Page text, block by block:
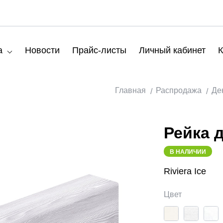
Новости Прайс-листы Личный кабинет
Главная Распродажа
Рейка
В НАЛИЧИИ
Riviera Ice
Цвет